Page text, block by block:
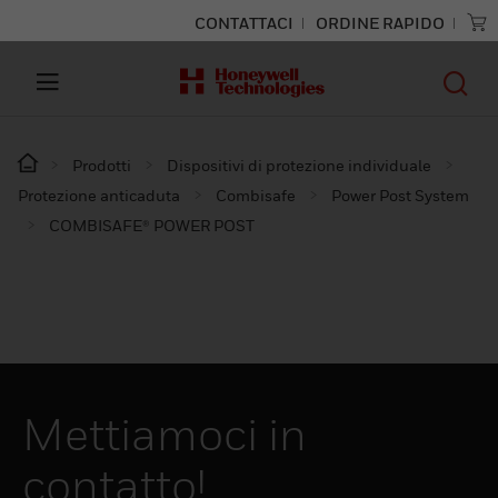
CONTATTACI ORDINE RAPIDO
Prodotti
Dispositivi di protezione individuale
Protezione anticaduta
Combisafe
Power Post System
COMBISAFE® POWER POST
Mettiamoci in
contatto!